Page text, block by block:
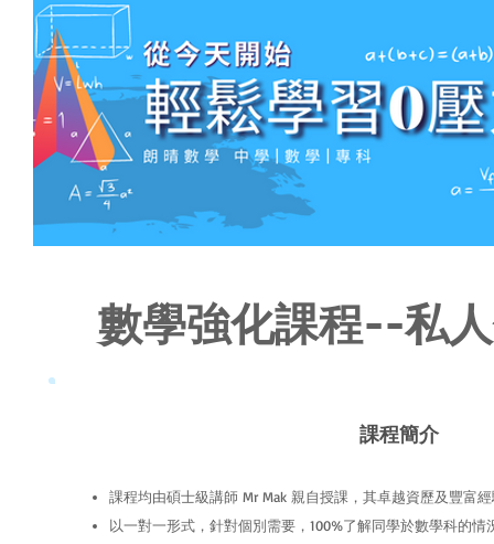
數學強化課程--私
課程簡介
課程均由碩士級講師 Mr Mak 親自授課，其卓越資歷及豐富
以一對一形式，針對個別需要，100%了解同學於數學科的